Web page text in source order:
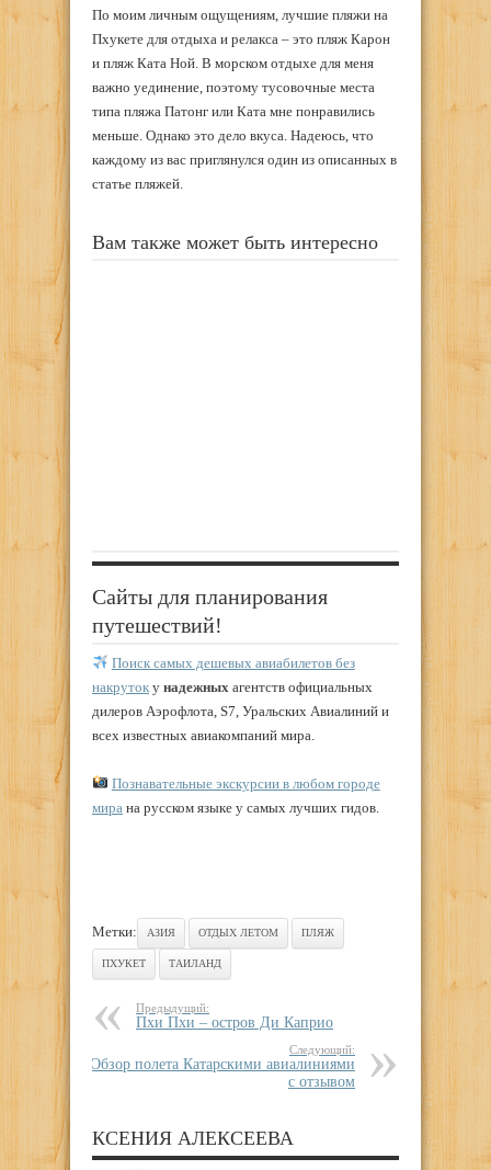
По моим личным ощущениям, лучшие пляжи на
Пхукете для отдыха и релакса – это пляж Карон
и пляж Ката Ной. В морском отдыхе для меня
важно уединение, поэтому тусовочные места
типа пляжа Патонг или Ката мне понравились
меньше. Однако это дело вкуса. Надеюсь, что
каждому из вас приглянулся один из описанных в
статье пляжей.
Вам также может быть интересно
Сайты для планирования
путешествий!
Поиск самых дешевых авиабилетов без
накруток у надежных агентств официальных
дилеров Аэрофлота, S7, Уральских Авиалиний и
всех известных авиакомпаний мира.
Познавательные экскурсии в любом городе
мира на русском языке у самых лучших гидов.
Метки: АЗИЯ ОТДЫХ ЛЕТОМ ПЛЯЖ
ПХУКЕТ ТАИЛАНД
Предыдущий:
Пхи Пхи – остров Ди Каприо
Следующий:
Обзор полета Катарскими авиалиниями
с отзывом
КСЕНИЯ АЛЕКСЕЕВА